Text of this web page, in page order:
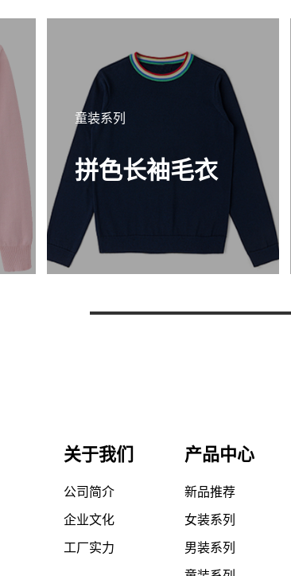
童装系列
拼色长袖毛衣
关于我们
公司简介
企业文化
工厂实力
产品中心
新品推荐
女装系列
男装系列